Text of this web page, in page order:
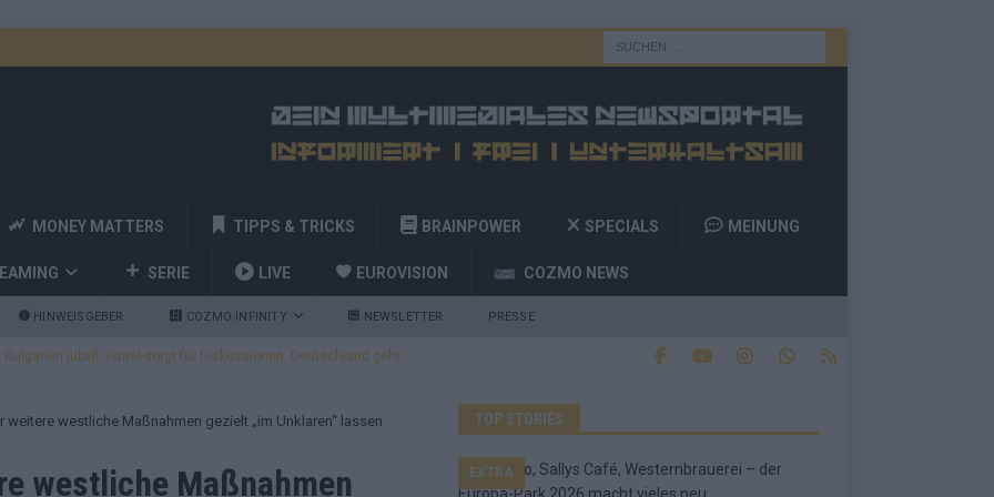
MONEY MATTERS TIPPS & TRICKS BRAINPOWER SPECIALS MEINUNG
SERIE LIVE EUROVISION COZMO NEWS
HINWEISGEBER COZMO INFINITY NEWSLETTER PRESSE
Bulgarien jubelt, Israel sorgt für Diskussionen, Deutschland geht
und Billy Joel – das ESC-Finale wird eine Party
Startreihenfolge steht, Deutschland singt als Zweites!
weitere westliche Maßnahmen gezielt „im Unklaren“ lassen
westliche Maßnahmen
TOP STORIES
EXTRA